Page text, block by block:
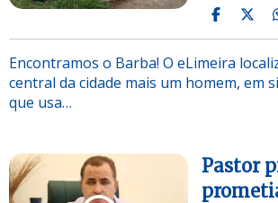
Encontramos o Barba! O eLimeira
central da cidade mais um homem, em
que usa…
Pastor